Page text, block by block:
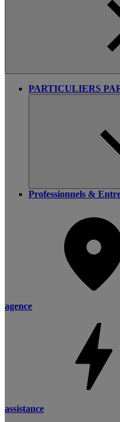
PARTICULIERS
Professionnels &
agence
assistance